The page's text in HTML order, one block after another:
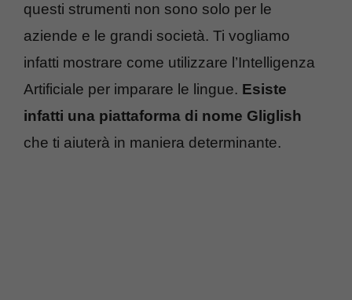
questi strumenti non sono solo per le
aziende e le grandi società. Ti vogliamo
infatti mostrare come utilizzare l’Intelligenza
Artificiale per imparare le lingue. Esiste
infatti una piattaforma di nome Gliglish
che ti aiuterà in maniera determinante.